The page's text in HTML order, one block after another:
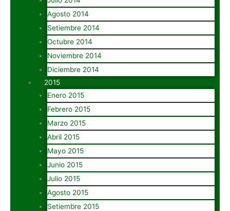
Agosto 2014
Setiembre 2014
Octubre 2014
Noviembre 2014
Diciembre 2014
2015
Enero 2015
Febrero 2015
Marzo 2015
Abril 2015
Mayo 2015
Junio 2015
Julio 2015
Agosto 2015
Setiembre 2015